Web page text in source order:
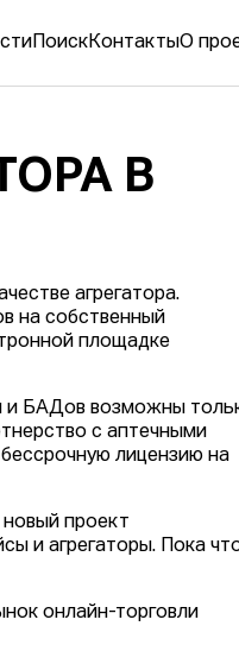
ПоискКонтактыО
В
агрегатора.
на собственный
площадке
и БАДов возможны
с аптечными
лицензию на
проект
и агрегаторы. Пока
онлайн-торговли